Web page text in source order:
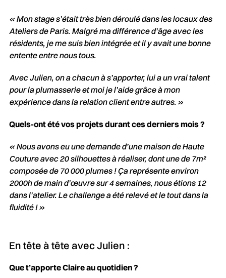
« Mon stage s’était très bien déroulé dans les locaux des
Ateliers de Paris. Malgré ma différence d’âge avec les
résidents, je me suis bien intégrée et il y avait une bonne
entente entre nous tous.
Avec Julien, on a chacun à s’apporter, lui a un vrai talent
pour la plumasserie et moi je l’aide grâce à mon
expérience dans la relation client entre autres. »
Quels-ont été vos projets durant ces derniers mois ?
« Nous avons eu une demande d’une maison de Haute
Couture avec 20 silhouettes à réaliser, dont une de 7m²
composée de 70 000 plumes ! Ça représente environ
2000h de main d’œuvre sur 4 semaines, nous étions 12
dans l’atelier. Le challenge a été relevé et le tout dans la
fluidité ! »
En tête à tête avec Julien :
Que t’apporte Claire au quotidien ?